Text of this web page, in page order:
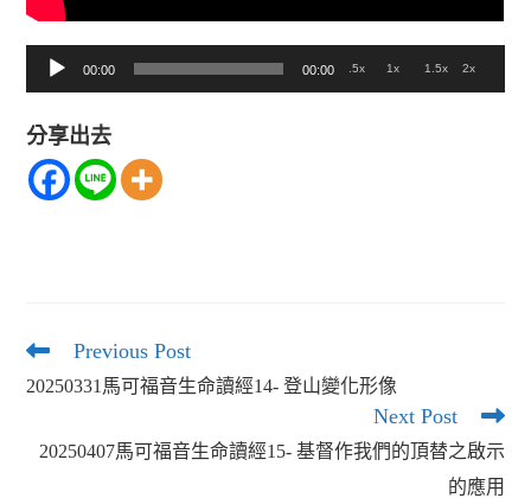
播
放
00:00 00:00 .5x 1x 1.5x 2x
分享出去
Read
articles
Previous Post
20250331馬可福音生命讀經14- 登山變化形像
Next Post
20250407馬可福音生命讀經15- 基督作我們的頂替之啟示
的應用